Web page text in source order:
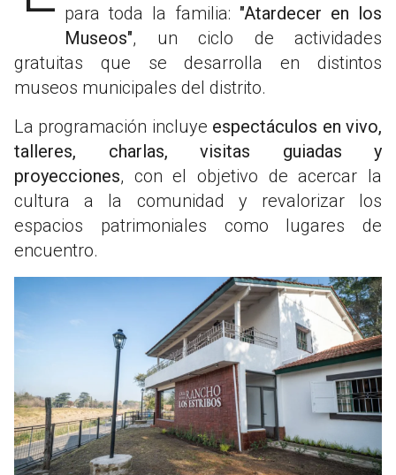
para toda la familia: "Atardecer en los
Museos", un ciclo de actividades
gratuitas que se desarrolla en distintos
museos municipales del distrito.
La programación incluye espectáculos en vivo,
talleres, charlas, visitas guiadas y
proyecciones, con el objetivo de acercar la
cultura a la comunidad y revalorizar los
espacios patrimoniales como lugares de
encuentro.